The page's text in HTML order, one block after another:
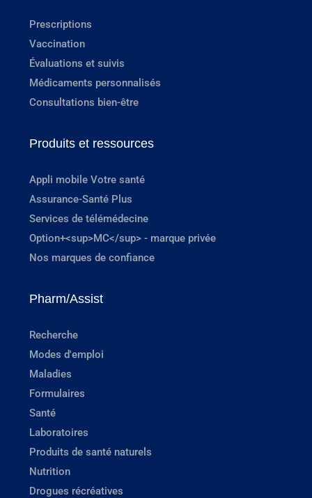
Prescriptions
Vaccination
Évaluations et suivis
Médicaments personnalisés
Consultations bien-être
Produits et ressources
Appli mobile Votre santé
Assurance-Santé Plus
Services de télémédecine
Option+<sup>MC</sup> - marque privée
Nos marques de confiance
Pharm/Assist
Recherche
Modes d'emploi
Maladies
Formulaires
Santé
Laboratoires
Produits de santé naturels
Nutrition
Drogues récréatives